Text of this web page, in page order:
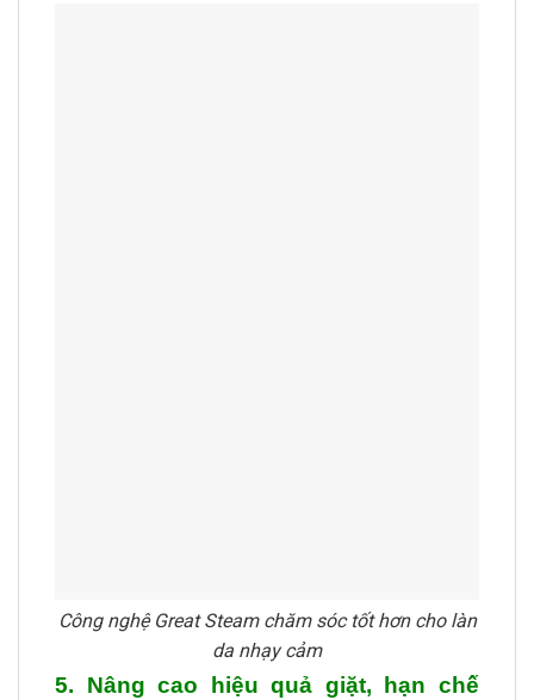
Công nghệ Great Steam chăm sóc tốt hơn cho làn
da nhạy cảm
5. Nâng cao hiệu quả giặt, hạn chế